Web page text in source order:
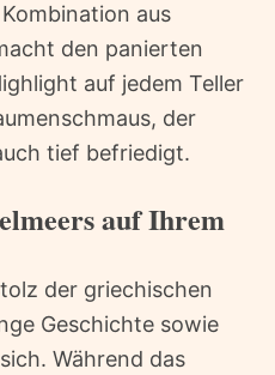
aus
den panierten
auf jedem Teller
der
tief befriedigt.
auf Ihrem
der griechischen
Geschichte sowie
Während das